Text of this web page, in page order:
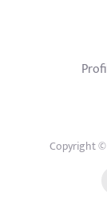
Copyright ©